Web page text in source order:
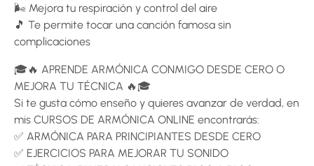
🌬️ Mejora tu respiración y control del aire
🎵 Te permite tocar una canción famosa sin
complicaciones
🎓🔥 APRENDE ARMÓNICA CONMIGO DESDE CERO O
MEJORA TU TÉCNICA 🔥🎓
Si te gusta cómo enseño y quieres avanzar de verdad, en
mis CURSOS DE ARMÓNICA ONLINE encontrarás:
✅ ARMÓNICA PARA PRINCIPIANTES DESDE CERO
✅ EJERCICIOS PARA MEJORAR TU SONIDO